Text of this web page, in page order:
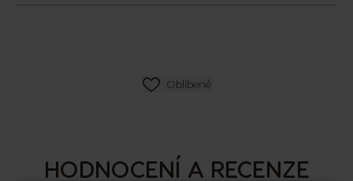
SEZNAM PŘÁNÍ
Oblíbené
HODNOCENÍ A RECENZE